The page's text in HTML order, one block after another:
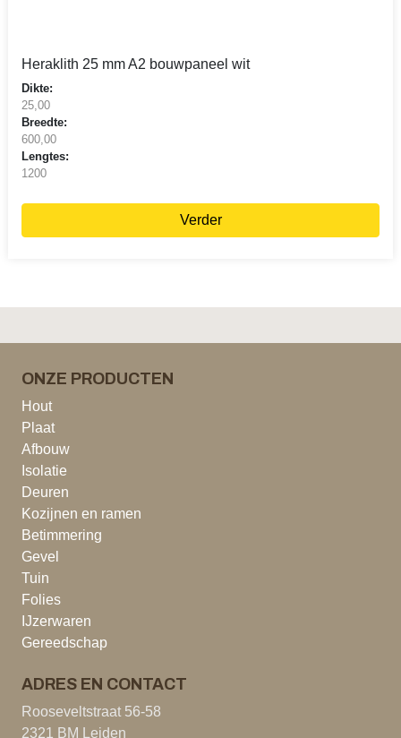
Heraklith 25 mm A2 bouwpaneel wit
Dikte:
25,00
Breedte:
600,00
Lengtes:
1200
Verder
ONZE PRODUCTEN
Hout
Plaat
Afbouw
Isolatie
Deuren
Kozijnen en ramen
Betimmering
Gevel
Tuin
Folies
IJzerwaren
Gereedschap
ADRES EN CONTACT
Rooseveltstraat 56-58
2321 BM Leiden